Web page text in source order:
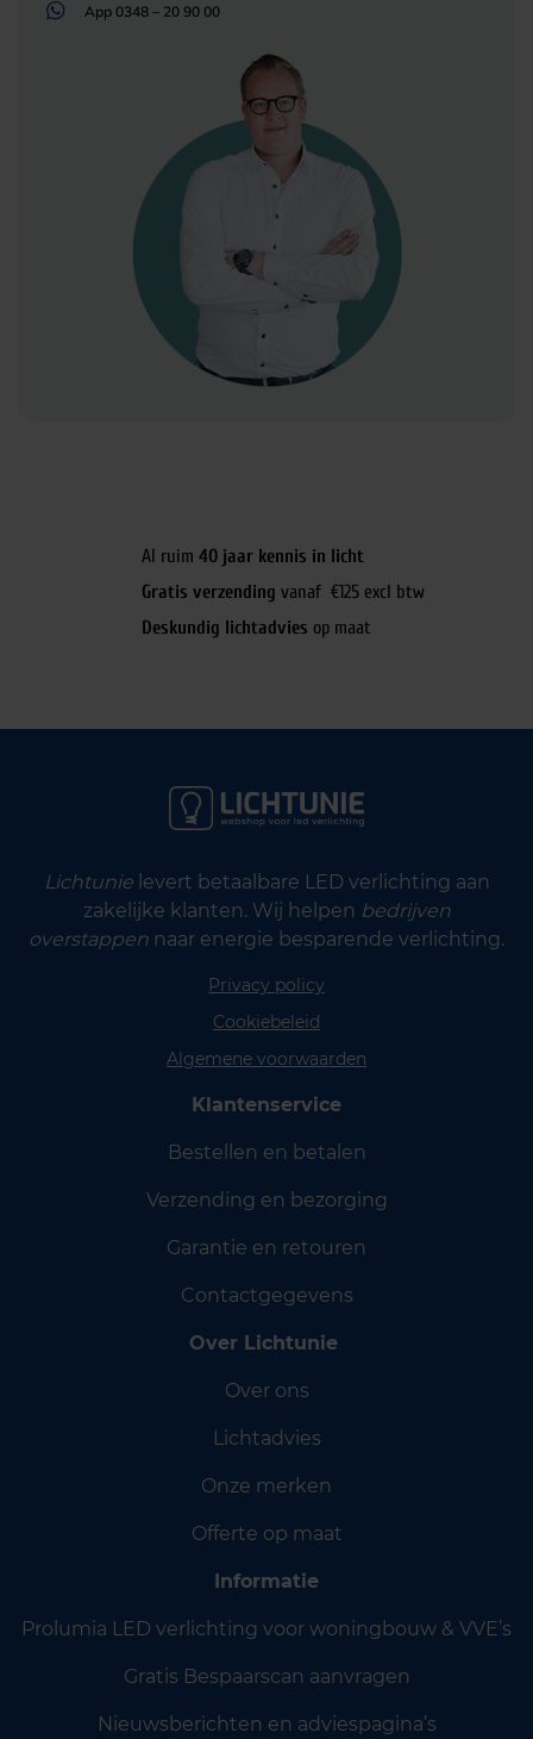
App 0348 – 20 90 00
Al ruim 40 jaar kennis in licht
Gratis verzending vanaf €125 excl btw
Deskundig lichtadvies op maat
Lichtunielevert betaalbare LED verlichting aan
zakelijke klanten. Wij helpen bedrijven
overstappen naar energie besparende verlichting.
Privacy policy
Cookiebeleid
Algemene voorwaarden
Klantenservice
Bestellen en betalen
Verzending en bezorging
Garantie en retouren
Contactgegevens
Over Lichtunie
Over ons
Lichtadvies
Onze merken
Offerte op maat
Informatie
Prolumia LED verlichting voor woningbouw & VVE’s
Gratis Bespaarscan aanvragen
Nieuwsberichten en adviespagina’s